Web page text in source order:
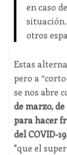
en caso
otros
Estas
pero a
se nos abre
de marzo,
para hacer
del COVID-
"que el